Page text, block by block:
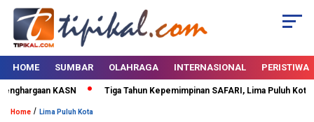
HOME SUMBAR OLAHRAGA INTERNASIONAL PERISTIWA
KASN Tiga Tahun Kepemimpinan SAFARI, Lima Puluh Kota
Home / Lima Puluh Kota